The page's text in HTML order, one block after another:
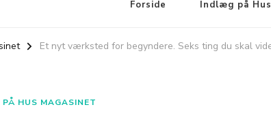
Forside Indlæg på
Et nyt værksted for begyndere. Seks ting du skal
HUS MAGASINET